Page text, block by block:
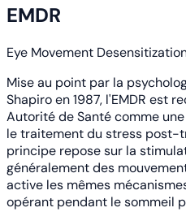
EMDR
Eye Movement
Mise au point par la
Shapiro en 1987, l'EMDR est
Autorité de Santé comme
le traitement du stress post-
principe repose sur la
généralement des
active les mêmes
opérant pendant le sommeil